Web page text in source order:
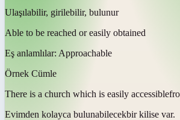
Ulaşılabilir, girilebilir, bulunur
Able to be reached or easily obtained
Eş anlamlılar: Approachable
Örnek Cümle
There is a church which is easily accessible
Evimden kolayca bulunabilecekbir kilise var.